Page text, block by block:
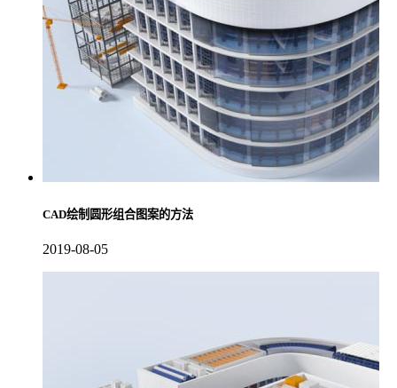
CAD绘制圆形组合图案的方法
2019-08-05